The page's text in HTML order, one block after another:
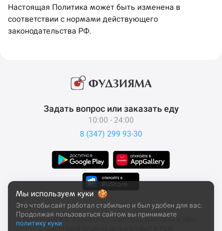
Настоящая Политика может быть изменена в
соответствии с нормами действующего
законодательства РФ.
Задать вопрос или заказать еду
10:00 - 24:00
8 (347) 299 93-30
2011–2026 © Фудзияма — ресторан доставки в Уфе
Доставка суши на дом и в офис в Уфе
Мы используем куки
Это чтобы сайт работал стабильно и был удобен для вас.
Продолжая пользоваться сайтом вы принимаете
политику куки